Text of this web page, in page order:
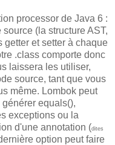
processor de Java 6 :
(la structure AST,
getter et setter à chaque
.class comporte donc
laissera les utiliser,
source, tant que vous
même. Lombok peut
equals(),
exceptions ou la
d'une annotation (dites
option peut faire